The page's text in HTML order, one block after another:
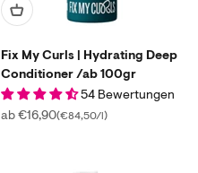
Fix My Curls | Hydrating Deep
Conditioner /ab 100gr
54 Bewertungen
Angebot
ab €16,90(€84,50/l)